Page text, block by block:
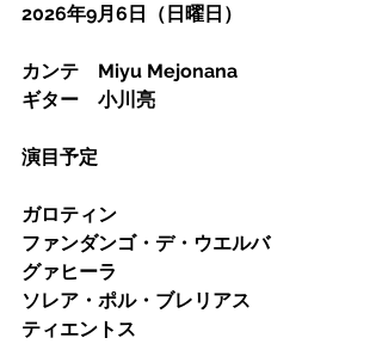
2026年9月6日（日曜日）
カンテ　Miyu Mejonana
ギター　小川亮
演目予定
ガロティン
ファンダンゴ・デ・ウエルバ
グァヒーラ
ソレア・ポル・ブレリアス
ティエントス